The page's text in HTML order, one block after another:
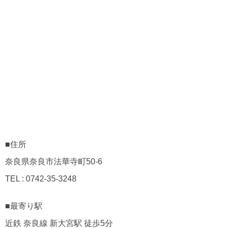
■住所
奈良県奈良市法華寺町50-6
TEL : 0742-35-3248
■最寄り駅
近鉄 奈良線 新大宮駅 徒歩5分